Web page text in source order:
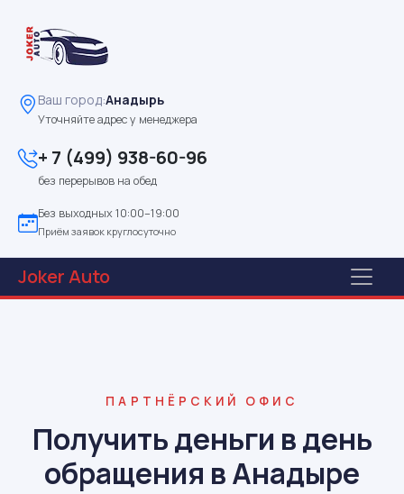
Ваш город:Анадырь
Уточняйте адрес у менеджера
+ 7 (499) 938-60-96
без перерывов на обед
Без выходных 10:00–19:00
Приём заявок круглосуточно
JokerAuto
ПАРТНЁРСКИЙ ОФИС
Получить деньги в день
обращения в Анадыре